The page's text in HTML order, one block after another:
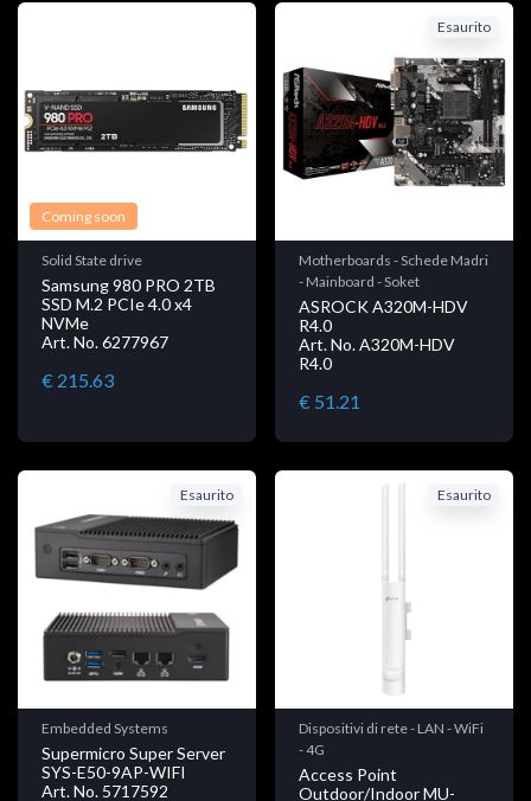
Coming soon
Solid State drive
Samsung 980 PRO 2TB
SSD M.2 PCIe 4.0 x4
NVMe
Art. No. 6277967
€ 215.63
Esaurito
Motherboards - Schede Madri
- Mainboard - Soket
ASROCK A320M-HDV
R4.0
Art. No. A320M-HDV
R4.0
€ 51.21
Esaurito
Embedded Systems
Supermicro Super Server
SYS-E50-9AP-WIFI
Art. No. 5717592
Esaurito
Dispositivi di rete - LAN - WiFi
- 4G
Access Point
Outdoor/Indoor MU-